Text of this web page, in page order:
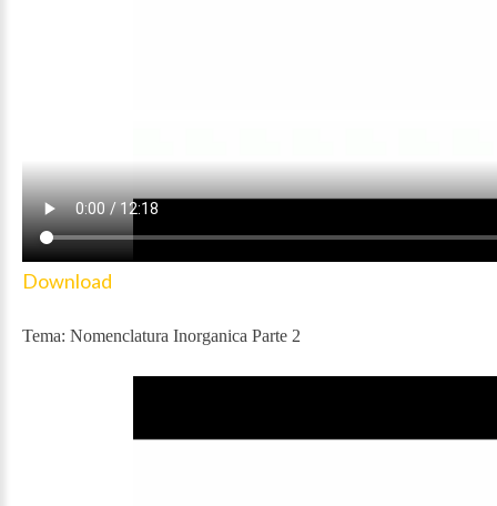
Download
Tema: Nomenclatura Inorganica Parte 2